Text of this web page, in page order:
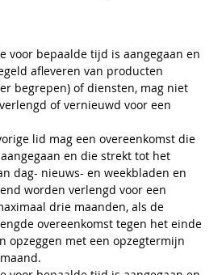
voor bepaalde tijd is aangegaan en
afleveren van producten
begrepen) of diensten, mag niet
of vernieuwd voor een
lid mag een overeenkomst die
en die strekt tot het
dag- nieuws- en weekbladen en
worden verlengd voor een
drie maanden, als de
overeenkomst tegen het einde
opzeggen met een opzegtermijn